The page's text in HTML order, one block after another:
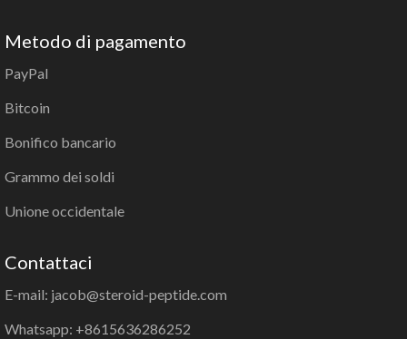
Metodo di pagamento
PayPal
Bitcoin
Bonifico bancario
Grammo dei soldi
Unione occidentale
Contattaci
E-mail: jacob@steroid-peptide.com
Whatsapp: +8615636286252